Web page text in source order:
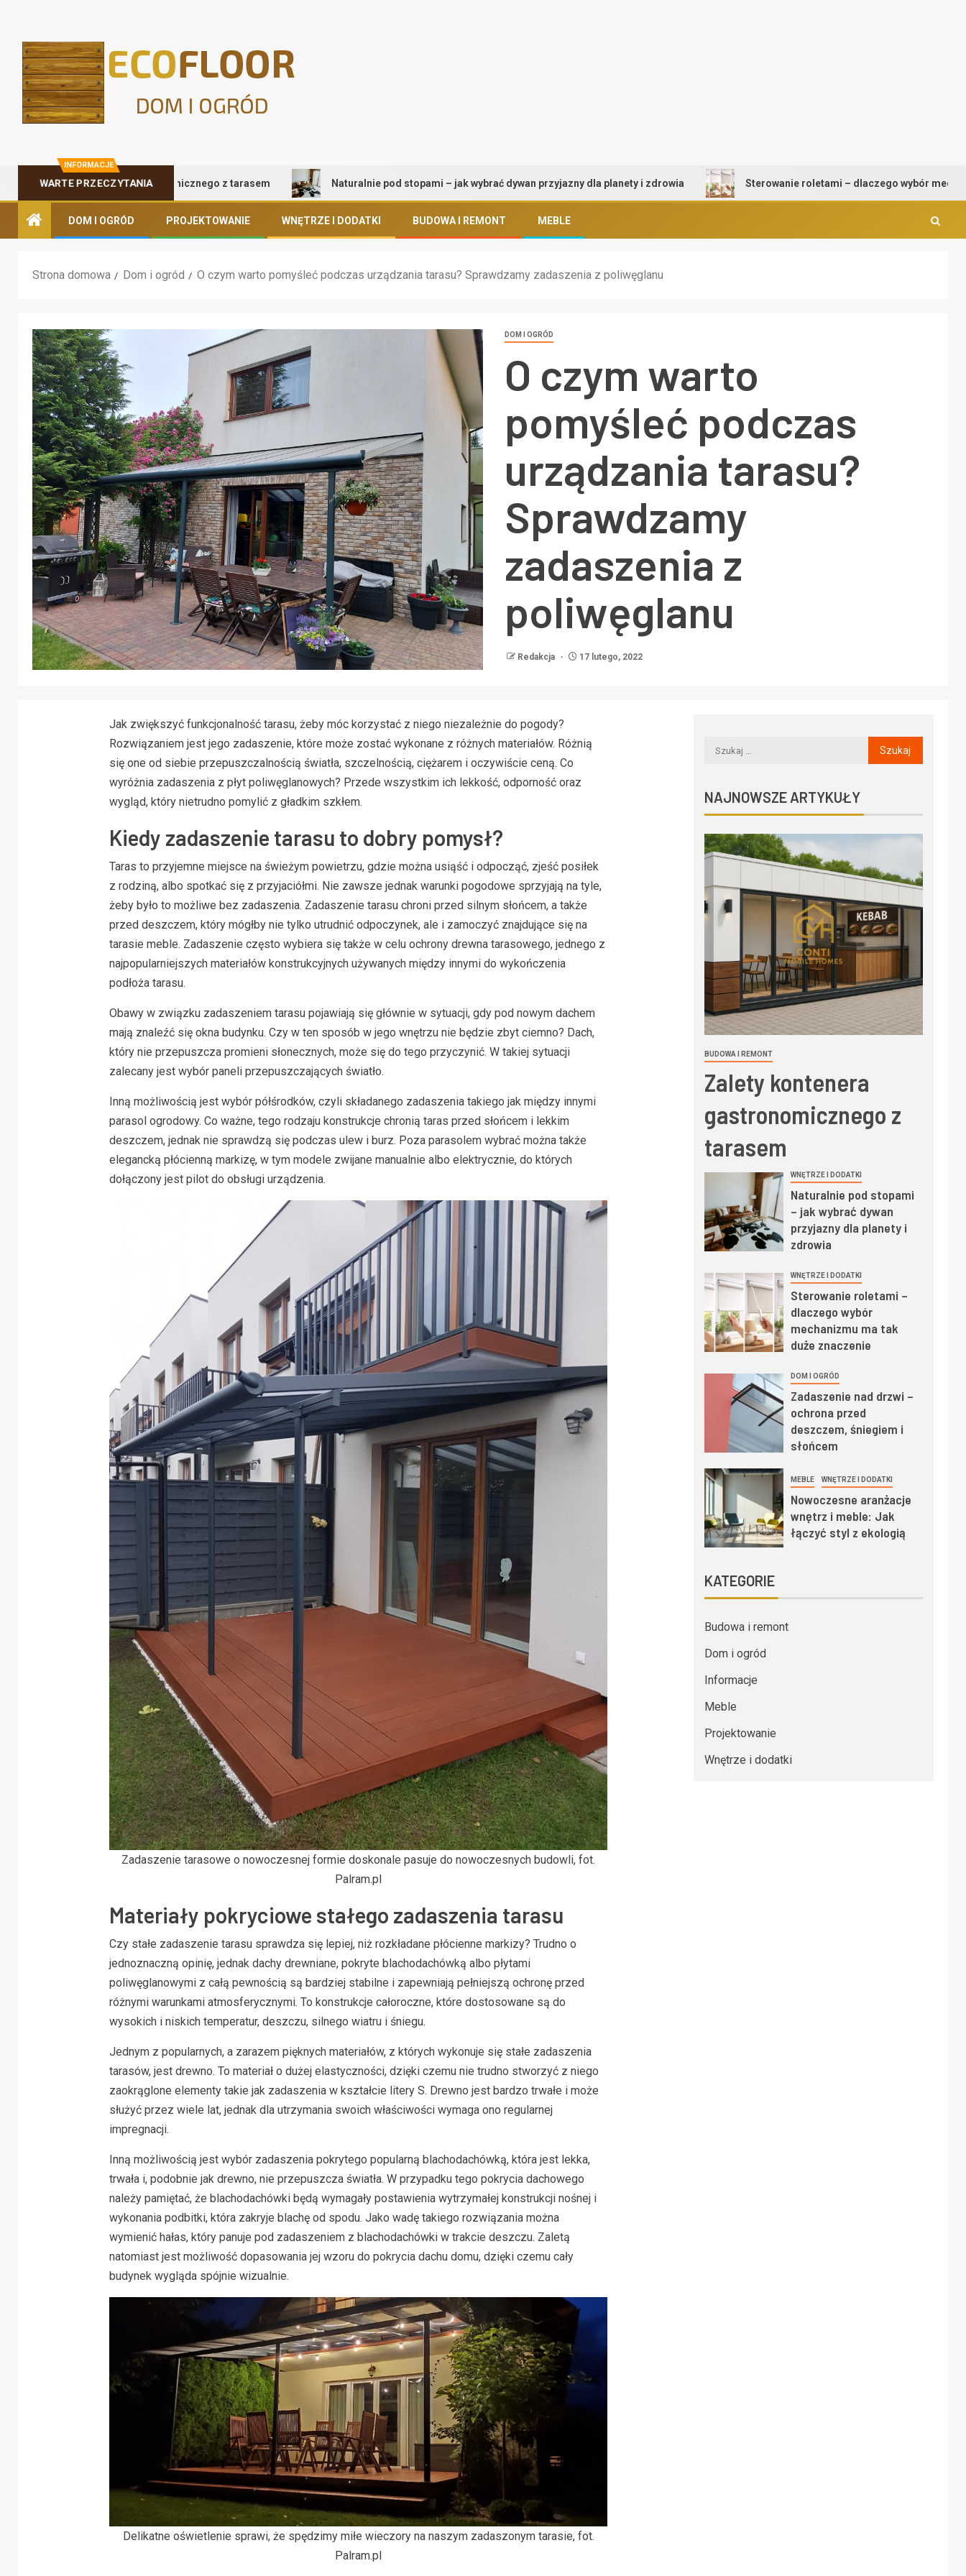
INFORMACJE
WARTE PRZECZYTANIA
kontenera gastronomicznego z tarasem Naturalnie pod stopami – jak wybrać dywan przyjazny dla planety i zdrowia Sterowanie roletami – dlaczego wybór mechanizmu ma
DOM I OGRÓD PROJEKTOWANIE WNĘTRZE I DODATKI BUDOWA I REMONT MEBLE
Strona domowa Dom i ogród O czym warto pomyśleć podczas urządzania tarasu? Sprawdzamy zadaszenia z poliwęglanu
DOM I OGRÓD
O czym warto
pomyśleć podczas
urządzania tarasu?
Sprawdzamy
zadaszenia z
poliwęglanu
Redakcja 17 lutego, 2022
Jak zwiększyć funkcjonalność tarasu, żeby móc korzystać z niego niezależnie do pogody?
Rozwiązaniem jest jego zadaszenie, które może zostać wykonane z różnych materiałów. Różnią
się one od siebie przepuszczalnością światła, szczelnością, ciężarem i oczywiście ceną. Co
wyróżnia zadaszenia z płyt poliwęglanowych? Przede wszystkim ich lekkość, odporność oraz
wygląd, który nietrudno pomylić z gładkim szkłem.
Kiedy zadaszenie tarasu to dobry pomysł?
Taras to przyjemne miejsce na świeżym powietrzu, gdzie można usiąść i odpocząć, zjeść posiłek
z rodziną, albo spotkać się z przyjaciółmi. Nie zawsze jednak warunki pogodowe sprzyjają na tyle,
żeby było to możliwe bez zadaszenia. Zadaszenie tarasu chroni przed silnym słońcem, a także
przed deszczem, który mógłby nie tylko utrudnić odpoczynek, ale i zamoczyć znajdujące się na
tarasie meble. Zadaszenie często wybiera się także w celu ochrony drewna tarasowego, jednego z
najpopularniejszych materiałów konstrukcyjnych używanych między innymi do wykończenia
podłoża tarasu.
Obawy w związku zadaszeniem tarasu pojawiają się głównie w sytuacji, gdy pod nowym dachem
mają znaleźć się okna budynku. Czy w ten sposób w jego wnętrzu nie będzie zbyt ciemno? Dach,
który nie przepuszcza promieni słonecznych, może się do tego przyczynić. W takiej sytuacji
zalecany jest wybór paneli przepuszczających światło.
Inną możliwością jest wybór półśrodków, czyli składanego zadaszenia takiego jak między innymi
parasol ogrodowy. Co ważne, tego rodzaju konstrukcje chronią taras przed słońcem i lekkim
deszczem, jednak nie sprawdzą się podczas ulew i burz. Poza parasolem wybrać można także
elegancką płócienną markizę, w tym modele zwijane manualnie albo elektrycznie, do których
dołączony jest pilot do obsługi urządzenia.
Zadaszenie tarasowe o nowoczesnej formie doskonale pasuje do nowoczesnych budowli, fot.
Palram.pl
Materiały pokryciowe stałego zadaszenia tarasu
Czy stałe zadaszenie tarasu sprawdza się lepiej, niż rozkładane płócienne markizy? Trudno o
jednoznaczną opinię, jednak dachy drewniane, pokryte blachodachówką albo płytami
poliwęglanowymi z całą pewnością są bardziej stabilne i zapewniają pełniejszą ochronę przed
różnymi warunkami atmosferycznymi. To konstrukcje całoroczne, które dostosowane są do
wysokich i niskich temperatur, deszczu, silnego wiatru i śniegu.
Jednym z popularnych, a zarazem pięknych materiałów, z których wykonuje się stałe zadaszenia
tarasów, jest drewno. To materiał o dużej elastyczności, dzięki czemu nie trudno stworzyć z niego
zaokrąglone elementy takie jak zadaszenia w kształcie litery S. Drewno jest bardzo trwałe i może
służyć przez wiele lat, jednak dla utrzymania swoich właściwości wymaga ono regularnej
impregnacji.
Inną możliwością jest wybór zadaszenia pokrytego popularną blachodachówką, która jest lekka,
trwała i, podobnie jak drewno, nie przepuszcza światła. W przypadku tego pokrycia dachowego
należy pamiętać, że blachodachówki będą wymagały postawienia wytrzymałej konstrukcji nośnej i
wykonania podbitki, która zakryje blachę od spodu. Jako wadę takiego rozwiązania można
wymienić hałas, który panuje pod zadaszeniem z blachodachówki w trakcie deszczu. Zaletą
natomiast jest możliwość dopasowania jej wzoru do pokrycia dachu domu, dzięki czemu cały
budynek wygląda spójnie wizualnie.
Delikatne oświetlenie sprawi, że spędzimy miłe wieczory na naszym zadaszonym tarasie, fot.
Palram.pl
NAJNOWSZE ARTYKUŁY
BUDOWA I REMONT
Zalety kontenera
gastronomicznego z
tarasem
WNĘTRZE I DODATKI
Naturalnie pod stopami
– jak wybrać dywan
przyjazny dla planety i
zdrowia
WNĘTRZE I DODATKI
Sterowanie roletami –
dlaczego wybór
mechanizmu ma tak
duże znaczenie
DOM I OGRÓD
Zadaszenie nad drzwi –
ochrona przed
deszczem, śniegiem i
słońcem
MEBLE WNĘTRZE I DODATKI
Nowoczesne aranżacje
wnętrz i meble: Jak
łączyć styl z ekologią
KATEGORIE
Budowa i remont
Dom i ogród
Informacje
Meble
Projektowanie
Wnętrze i dodatki